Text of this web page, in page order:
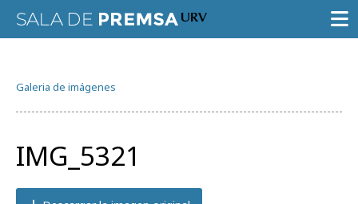
GALERÍA DE IMÁGENES
Galeria de imágenes
IMG_5321